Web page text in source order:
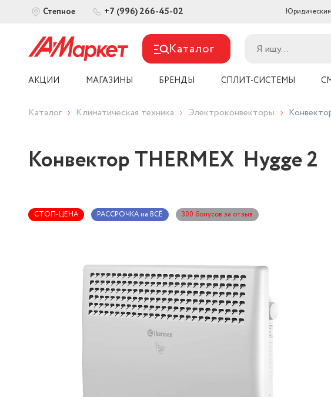
Степное +7 (996) 266-45-02
Каталог
АКЦИИ МАГАЗИНЫ БРЕНДЫ СПЛИТ-СИСТЕМЫ
Каталог Климатическая техника Электроконвекторы
Конвектор THERMEX Hygge 2
СТОП-ЦЕНА РАССРОЧКА на ВСЁ 300 бонусов за отзыв